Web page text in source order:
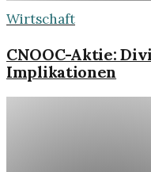
Wirtschaft
CNOOC-Aktie:
Implikationen